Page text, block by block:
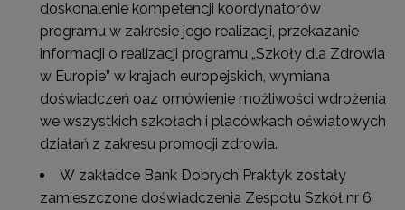
doskonalenie kompetencji koordynatorów
programu w zakresie jego realizacji, przekazanie
informacji o realizacji programu „Szkoły dla Zdrowia
w Europie” w krajach europejskich, wymiana
doświadczeń oaz omówienie możliwości wdrożenia
we wszystkich szkołach i placówkach oświatowych
działań z zakresu promocji zdrowia.
W zakładce Bank Dobrych Praktyk zostały
zamieszczone doświadczenia Zespołu Szkół nr 6